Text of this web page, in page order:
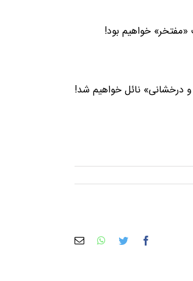
خواهیم بود!
درخشانی» نائل خواهیم شد!
facebook
twitter
whatsapp
پست